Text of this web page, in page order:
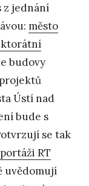
z jednání
město
budovy
Ústí nad
bude s
se tak
RT
uvědomují